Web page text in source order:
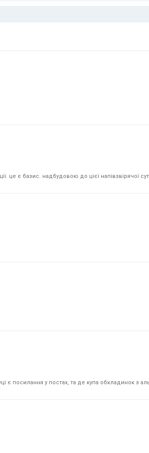
є базис. надбудовою до цієї напівзвірячої
посилання у постах, та де купа обкладинок з